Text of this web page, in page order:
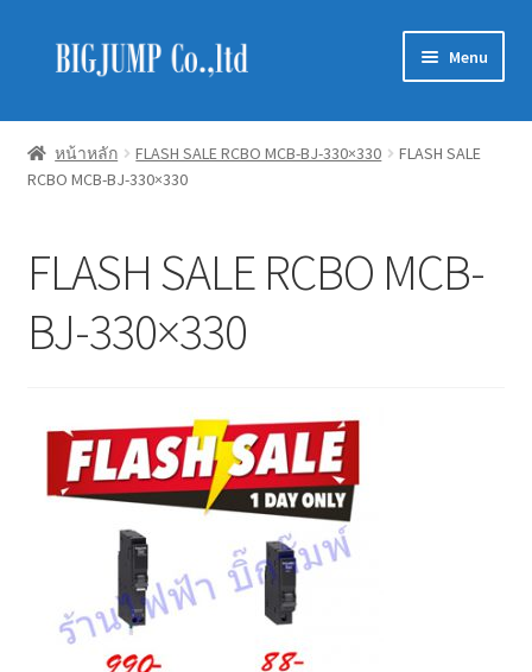
Skip
Skip
Menu
Schneider Electric
Philips Lighting
LUXRAM
GATA
Marvel electric
Miro
หน้าหลัก FLASH SALE RCBO MCB-BJ-330×330
FLASH SALE
RCBO MCB-BJ-330×330
FLASH SALE RCBO MCB-
BJ-330×330